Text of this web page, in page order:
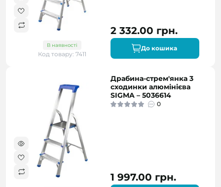
В наявності
Код товару: 7411
2 332.00 грн.
До кошика
Драбина-стрем'янка 3
сходинки алюмінієва
SIGMA – 5036614
0
1 997.00 грн.